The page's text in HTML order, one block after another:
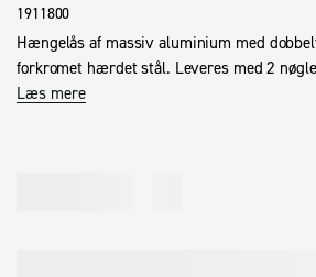
1911800
Hængelås af massiv aluminium med
forkromet hærdet stål. Leveres med 2
Læs mere